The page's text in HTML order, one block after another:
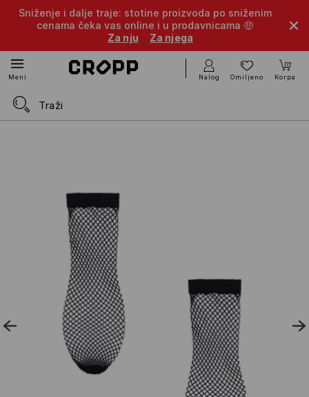
Sniženje i dalje traje: stotine proizvoda po sniženim
cenama čeka vas online i u prodavnicama 🤑
Za nju
Za njega
Meni Nalog Omiljeno Korpa